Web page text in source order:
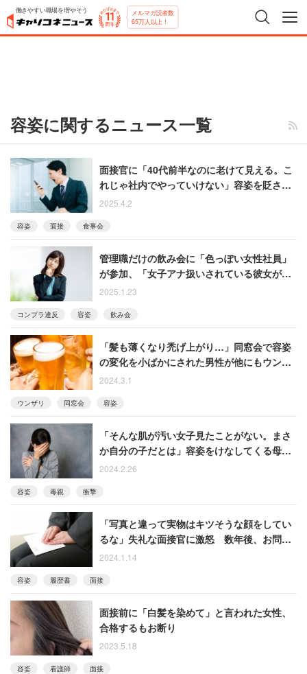
働きやすい職場を増やそう メルマガ読者数
65万人以上！
容姿に関するニュース一覧
面接官に「40代前半なのに老けて見える。こ
れじゃ社内でやっていけない」容姿を貶され
続けて激怒した男性【後編】
2025.4.2
容姿 面接 食事会
管理職だけの飲み会に「色っぽい女性社員」
が参加、「女子アナ扱いされている彼女が悪
いわけではないが……」モヤモヤする社員た
2025.1.23
コンプラ違反 容姿 飲み会
「髪も薄くなり禿げ上がり…」同窓会で容姿
の変化を小ばかにされた男性が他にもウンザ
リしたこと
2024.3.1
ウンザリ 同窓会 容姿
「そんな肌が汚い女子見たことがない。まさ
か自分の子だとは」容姿をけなしてくる母親
にウンザリする女性
2024.2.26
容姿 毒親 衝撃
「写真と違って実物はキツそうな顔をしてい
るな」失礼な面接官に激怒 数年後、お問い
合わせフォームから通報した女性
2024.1.14
容姿 履歴書 面接
面接前に「白髪を染めて」と言われた女性、
合格するもお断り
2023.5.18
容姿 看護師 面接